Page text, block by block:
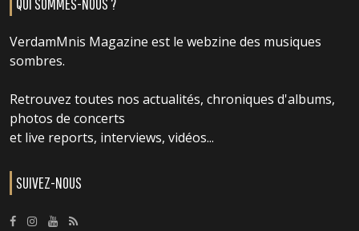
VerdamMnis Magazine est le webzine des musiques
sombres.
Retrouvez toutes nos actualités, chroniques d'albums,
photos de concerts
et live reports, interviews, vidéos...
SUIVEZ-NOUS